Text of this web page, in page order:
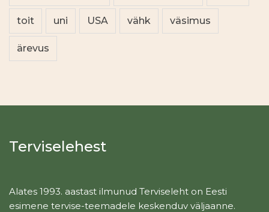
toit uni USA vähk väsimus
ärevus
Terviselehest
Alates 1993. aastast ilmunud Terviseleht on Eesti
esimene tervise-teemadele keskenduv väljaanne.